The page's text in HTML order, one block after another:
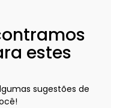
estes
sugestões de